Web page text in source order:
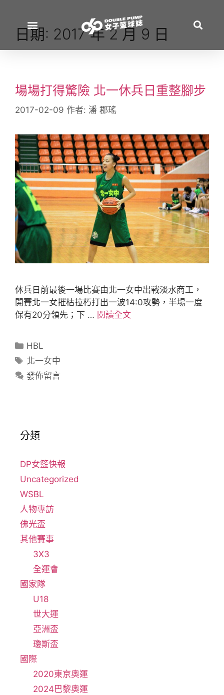
日期: 2017 年 2 月 9 日
場場打得驚險 北一休兵日重整腳步
2017-02-09 作者: 潘 郡瑤
休兵日前最後一場比賽由北一女中出戰淡水商工，
開賽北一女摧枯拉朽打出一波14:0攻勢，半場一度
保有20分領先；下 … 閱讀全文
HBL
北一女中
發佈留言
分類
DP女籃快報
Uncategorized
WSBL
人物專訪
佛光盃
其他賽事
3X3
全運會
國家隊
U18
世大運
亞洲盃
瓊斯盃
國際
2020東京奧運
2024巴黎奧運